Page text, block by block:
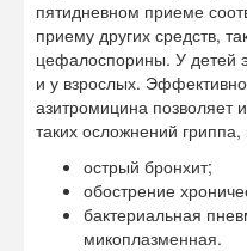
пятидневном приеме
приему других средств,
цефалоспорины. У детей
и у взрослых.
азитромицина позволяет
таких осложнений гриппа,
острый бронхит;
обострение
бактериальная
микоплазменная.